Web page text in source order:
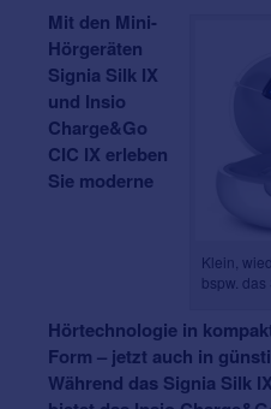
Klein,
bspw. das
Mit den Mini-
Hörgeräten
Signia Silk IX
und Insio
Charge&Go
CIC IX erleben
Sie moderne
Hörtechnologie in
Form – jetzt auch in
Während das Signia Silk